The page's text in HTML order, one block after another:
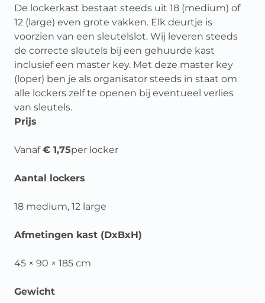
De lockerkast bestaat steeds uit 18 (medium) of
12 (large) even grote vakken. Elk deurtje is
voorzien van een sleutelslot. Wij leveren steeds
de correcte sleutels bij een gehuurde kast
inclusief een master key. Met deze master key
(loper) ben je als organisator steeds in staat om
alle lockers zelf te openen bij eventueel verlies
van sleutels.
Prijs
Vanaf€ 1,75per locker
Aantal lockers
18 medium, 12 large
Afmetingen kast (DxBxH)
45 × 90 × 185 cm
Gewicht